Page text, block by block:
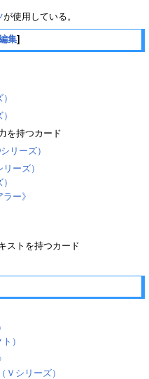
が使用している。
集]
を持つカード
リーズ）
ーズ）
ー》
ストを持つカード
）
Ｖシリーズ）